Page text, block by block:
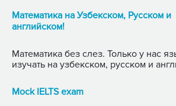
Математика на Узбекском, Русском и
английском!
Математика без слез. Только у нас
изучать на узбекском, русском и
Mock IELTS exam